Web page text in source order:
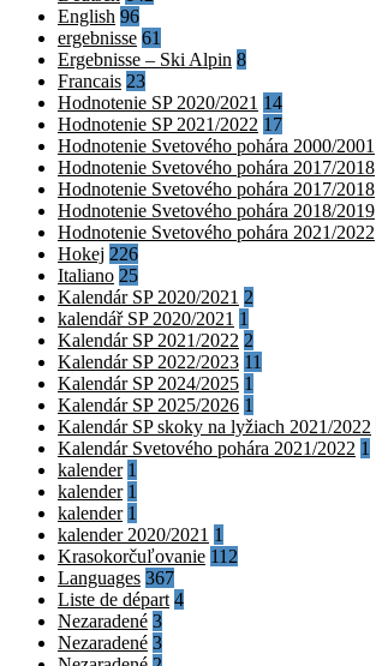
English 96
ergebnisse 61
Ergebnisse – Ski Alpin 8
Francais 23
Hodnotenie SP 2020/2021 14
Hodnotenie SP 2021/2022 17
Hodnotenie Svetového pohára 2000/2001
Hodnotenie Svetového pohára 2017/2018
Hodnotenie Svetového pohára 2017/2018
Hodnotenie Svetového pohára 2018/2019
Hodnotenie Svetového pohára 2021/2022
Hokej 226
Italiano 25
Kalendár SP 2020/2021 2
kalendář SP 2020/2021 1
Kalendár SP 2021/2022 2
Kalendár SP 2022/2023 11
Kalendár SP 2024/2025 1
Kalendár SP 2025/2026 1
Kalendár SP skoky na lyžiach 2021/2022
Kalendár Svetového pohára 2021/2022 1
kalender 1
kalender 1
kalender 1
kalender 2020/2021 1
Krasokorčuľovanie 112
Languages 367
Liste de départ 4
Nezaradené 3
Nezaradené 3